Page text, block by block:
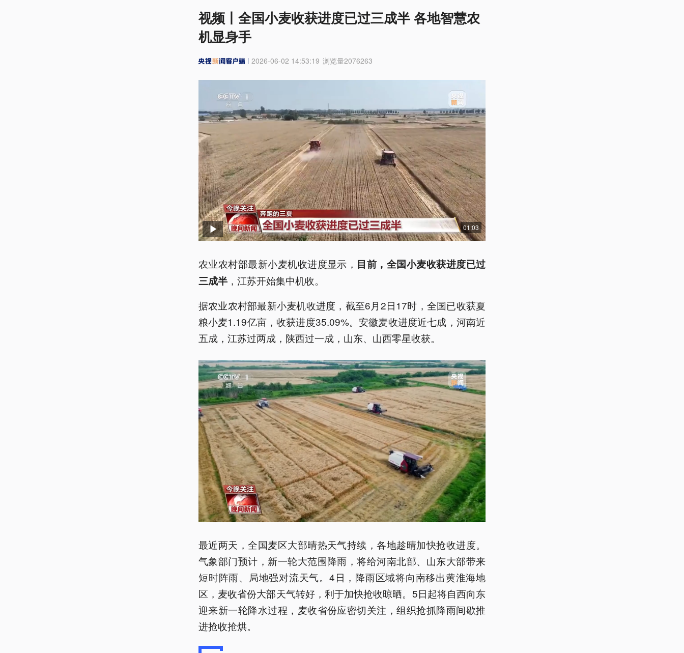
视频丨全国小麦收获进度已过三成半 各地智慧农
机显身手
2026-06-02 14:53:19 浏览量2076263
01:03
农业农村部最新小麦机收进度显示， 目前，全国小麦收获进度已过
三成半 ，江苏开始集中机收。
据农业农村部最新小麦机收进度，截至6月2日17时，全国已收获夏
粮小麦1.19亿亩，收获进度35.09%。安徽麦收进度近七成，河南近
五成，江苏过两成，陕西过一成，山东、山西零星收获。
最近两天，全国麦区大部晴热天气持续，各地趁晴加快抢收进度。
气象部门预计，新一轮大范围降雨，将给河南北部、山东大部带来
短时阵雨、局地强对流天气。4日，降雨区域将向南移出黄淮海地
区，麦收省份大部天气转好，利于加快抢收晾晒。5日起将自西向东
迎来新一轮降水过程，麦收省份应密切关注，组织抢抓降雨间歇推
进抢收抢烘。